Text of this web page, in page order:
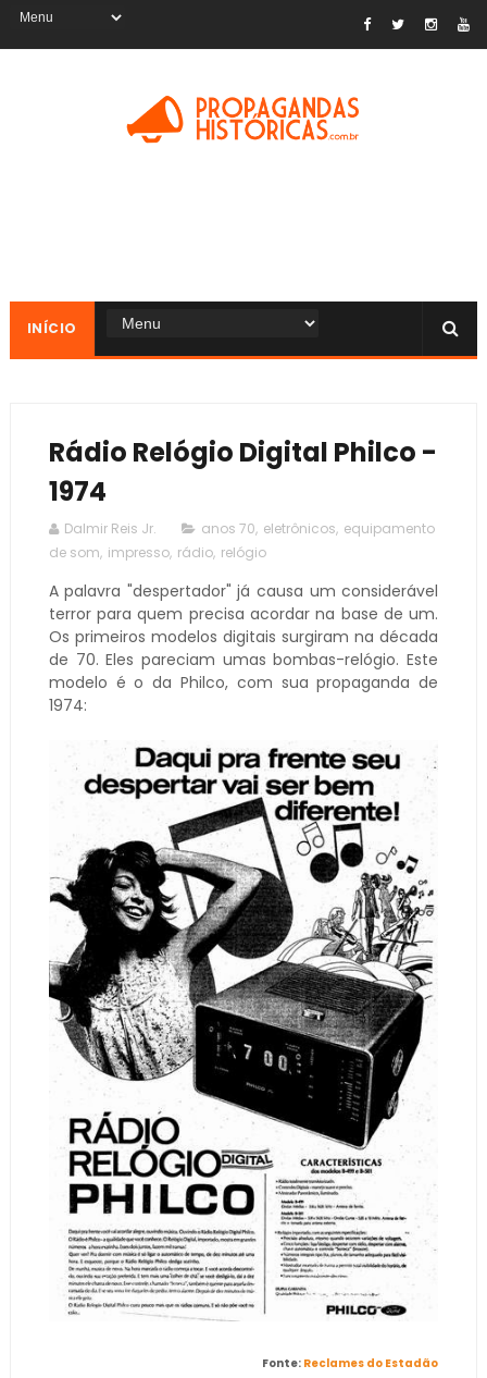
INÍCIO
Rádio Relógio Digital Philco -
1974
Dalmir Reis Jr. anos 70, eletrônicos, equipamento
de som, impresso, rádio, relógio
A palavra "despertador" já causa um considerável
terror para quem precisa acordar na base de um.
Os primeiros modelos digitais surgiram na década
de 70. Eles pareciam umas bombas-relógio. Este
modelo é o da Philco, com sua propaganda de
1974:
Fonte: Reclames do Estadão